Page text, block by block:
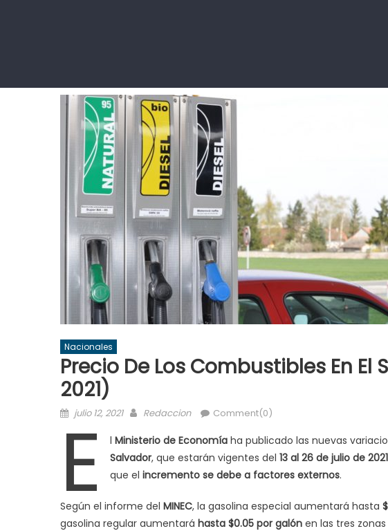
Nacionales
Precio De Los Combustibles En El
2021)
Posted
julio 12, 2021 Author
Redaccion Comment(0)
E l Ministerio de Economíaha publicado las nuevas
Salvador, que estarán vigentes del 13 al 26 de julio de 2021
que el incremento se debe a factores externos.
Según el informe del MINEC, la gasolina especial aumentará hasta
gasolina regular aumentará hasta $0.05 por galón en las tres